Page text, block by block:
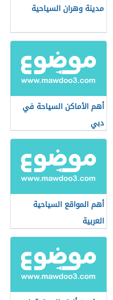
مدينة وهران السياحية
أهم الأماكن السياحة في
دبي
أهم المواقع السياحية
العربية